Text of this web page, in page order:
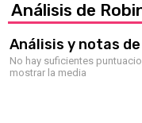
Análisis de
Análisis y notas
No hay suficientes
mostrar la media